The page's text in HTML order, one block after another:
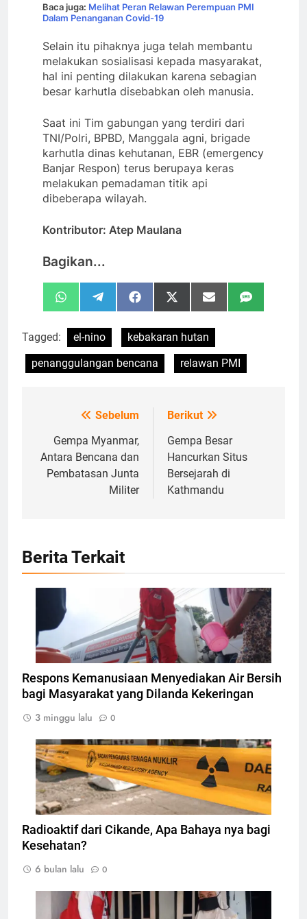
Baca juga: Melihat Peran Relawan Perempuan PMI
Dalam Penanganan Covid-19
Selain itu pihaknya juga telah membantu
melakukan sosialisasi kepada masyarakat,
hal ini penting dilakukan karena sebagian
besar karhutla disebabkan oleh manusia.
Saat ini Tim gabungan yang terdiri dari
TNI/Polri, BPBD, Manggala agni, brigade
karhutla dinas kehutanan, EBR (emergency
Banjar Respon) terus berupaya keras
melakukan pemadaman titik api
dibeberapa wilayah.
Kontributor: Atep Maulana
Bagikan...
Share
on
WhatsAppShare
on
TelegramShare
on
FacebookShare
on
X
(Twitter)
Share
on
Email Share
on
SMS
Tagged: el-nino
kebakaran hutan
penanggulangan bencana
relawan PMI
Navigasi
pos
Sebelum
Gempa Myanmar,
Antara Bencana dan
Pembatasan Junta
Militer
Berikut
Gempa Besar
Hancurkan Situs
Bersejarah di
Kathmandu
Berita Terkait
Relawan memberikan Air Bersih pada
Masyarakat, Foto: Atep Maulana
Respons Kemanusiaan Menyediakan Air Bersih
bagi Masyarakat yang Dilanda Kekeringan
3 minggu lalu
0
Garis Pembatas Badan Pengawas Tenaga Nuklir
di area Cikande, Foto: Dok. kemenlh.go.id
Radioaktif dari Cikande, Apa Bahaya nya bagi
Kesehatan?
6 bulan lalu
0
Relawan PMI Memberi bantuan sembako pada